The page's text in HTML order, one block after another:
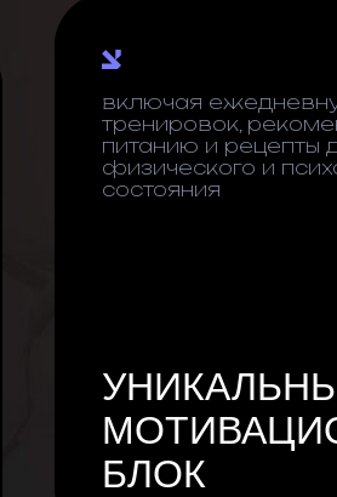
включая
тренировок,
питанию и рецепты
физического и
состояния
БЛОК